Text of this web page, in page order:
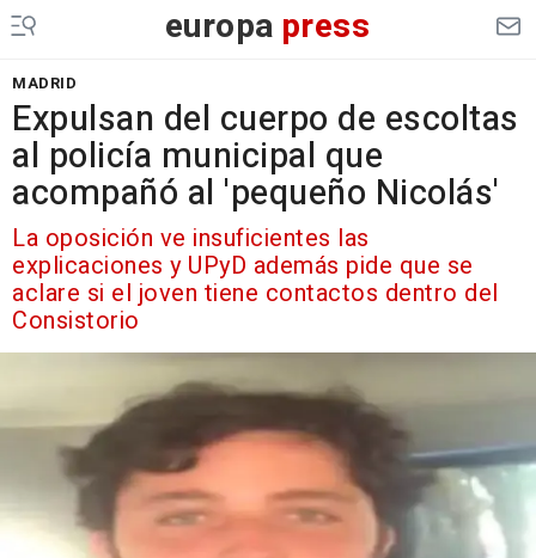
europa press
MADRID
Expulsan del cuerpo de escoltas
al policía municipal que
acompañó al 'pequeño Nicolás'
La oposición ve insuficientes las
explicaciones y UPyD además pide que se
aclare si el joven tiene contactos dentro del
Consistorio